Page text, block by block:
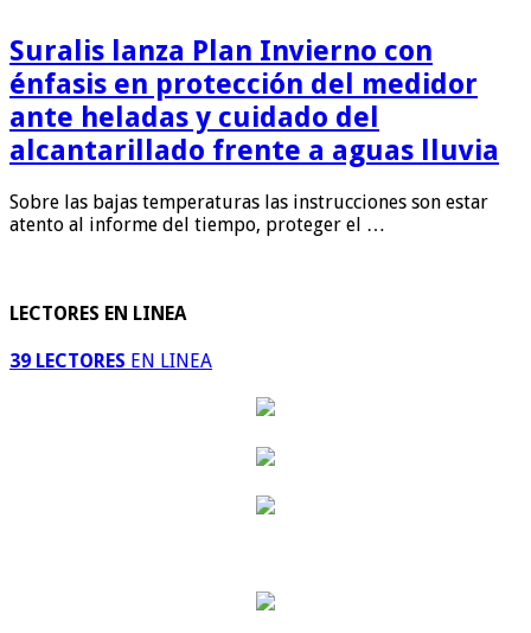
Suralis lanza Plan Invierno con
énfasis en protección del medidor
ante heladas y cuidado del
alcantarillado frente a aguas lluvia
Sobre las bajas temperaturas las instrucciones son estar
atento al informe del tiempo, proteger el …
LECTORES EN LINEA
39 LECTORES EN LINEA